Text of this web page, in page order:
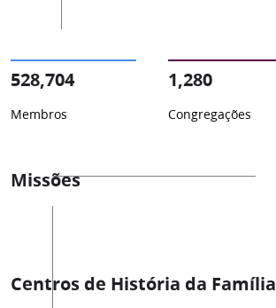
528,704
Membros
1,280
Congregações
Missões
Centros de História da Família